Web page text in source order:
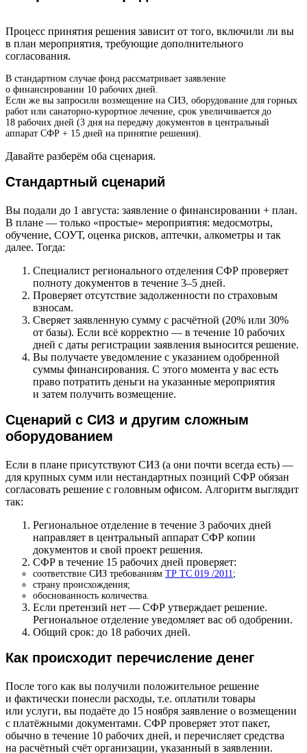
Процесс принятия решения зависит от того, включили ли вы
в план мероприятия, требующие дополнительного
согласования.
В стандартном случае фонд рассматривает заявление
о финансировании 10 рабочих дней.
Если же вы запросили возмещение на СИЗ, оборудование для горных
работ или санаторно-курортное лечение, срок увеличивается до
18 рабочих дней (3 дня на передачу документов в центральный
аппарат СФР + 15 дней на принятие решения).
Давайте разберём оба сценария.
Стандартный сценарий
Вы подали до 1 августа: заявление о финансировании + план.
В плане — только «простые» мероприятия: медосмотры,
обучение, СОУТ, оценка рисков, аптечки, алкометры и так
далее. Тогда:
Специалист регионального отделения СФР проверяет
полноту документов в течение 3–5 дней.
Проверяет отсутствие задолженности по страховым
взносам.
Сверяет заявленную сумму с расчётной (20% или 30%
от базы). Если всё корректно — в течение 10 рабочих
дней с даты регистрации заявления выносится решение.
Вы получаете уведомление с указанием одобренной
суммы финансирования. С этого момента у вас есть
право потратить деньги на указанные мероприятия
и затем получить возмещение.
Сценарий с СИЗ и другим сложным
оборудованием
Если в плане присутствуют СИЗ (а они почти всегда есть) —
для крупных сумм или нестандартных позиций СФР обязан
согласовать решение с головным офисом. Алгоритм выглядит
так:
Региональное отделение в течение 3 рабочих дней
направляет в центральный аппарат СФР копии
документов и свой проект решения.
СФР в течение 15 рабочих дней проверяет:
соответствие СИЗ требованиям ТР ТС 019 /2011;
страну происхождения;
обоснованность количества.
Если претензий нет — СФР утверждает решение.
Региональное отделение уведомляет вас об одобрении.
Общий срок: до 18 рабочих дней.
Как происходит перечисление денег
После того как вы получили положительное решение
и фактически понесли расходы, т.е. оплатили товары
или услуги, вы подаёте до 15 ноября заявление о возмещении
с платёжными документами. СФР проверяет этот пакет,
обычно в течение 10 рабочих дней, и перечисляет средства
на расчётный счёт организации, указанный в заявлении.